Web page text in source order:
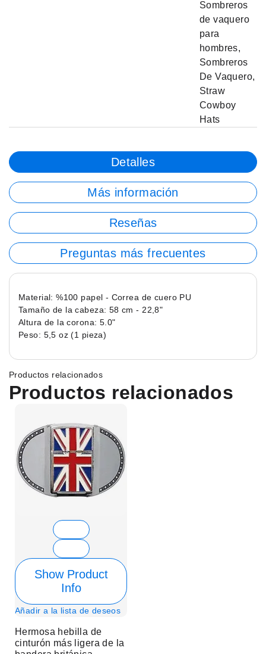
Sombreros
de vaquero
para
hombres,
Sombreros
De Vaquero,
Straw
Cowboy
Hats
Detalles
Más información
Reseñas
Preguntas más frecuentes
Material: %100 papel - Correa de cuero PU
Tamaño de la cabeza: 58 cm - 22,8"
Altura de la corona: 5.0"
Peso: 5,5 oz (1 pieza)
Productos relacionados
Productos relacionados
Show Product
Info
Añadir a la lista de deseos
Hermosa hebilla de
cinturón más ligera de la